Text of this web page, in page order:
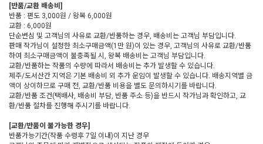
[반품/교환 배송비]
반품 : 편도 3,000원 / 왕복 6,000원
교환 : 6,000원
단순변심 및 고객님의 사유로 교환/반품하는 경우, 배송비는 고객님 부담입니다.
판매 작가님이 설정한 최소구매금액(1만 원)이 있는 경우, 고객님의 사유로 교환/반품
하여 최소구매금액이 불충족될 시, 왕복 배송비는 고객님 부담입니다.
교환/반품하는 작품의 수량에 따라서 배송비는 추가 발생할 수 있습니다.
제주/도서산간 지역은 기본 배송비 외 추가 운임이 발생할 수 있습니다. 배송지역별 금
액이 상이하므로 구매 전, 교환/반품 비용을 별도 문의하시기를 바랍니다.
교환/반품 조건(택배사, 배송비 부담, 반품 주소 등)을 반드시 작가님과 확인하고, 교
환/반품 절차를 진행해 주시기를 바랍니다.
[교환/반품이 불가능한 경우]
반품가능기간(작품 수령후 7일 이내)이 지난 경우